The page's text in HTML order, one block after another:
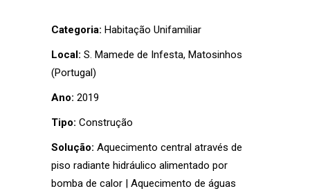
Categoria: Habitação Unifamiliar
Local: S. Mamede de Infesta, Matosinhos
(Portugal)
Ano: 2019
Tipo: Construção
Solução: Aquecimento central através de
piso radiante hidráulico alimentado por
bomba de calor | Aquecimento de águas